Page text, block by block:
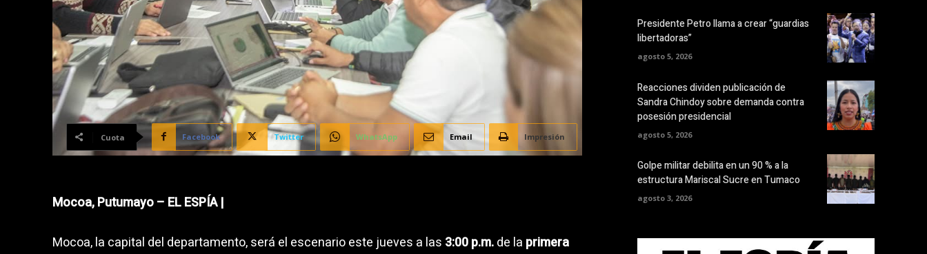
Cuota Facebook Twitter WhatsApp Email Impresión
Mocoa, Putumayo – EL ESPÍA |
Mocoa, la capital del departamento, será el escenario este jueves a las 3:00 p.m.de la primera
Presidente Petro llama a crear “guardias
libertadoras”
agosto 5, 2026
Reacciones dividen publicación de
Sandra Chindoy sobre demanda contra
posesión presidencial
agosto 5, 2026
Golpe militar debilita en un 90 % a la
estructura Mariscal Sucre en Tumaco
agosto 3, 2026